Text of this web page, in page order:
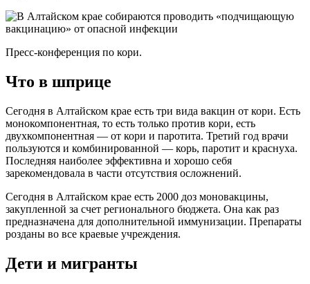
Пресс-конференция по кори.
Что в шприце
Сегодня в Алтайском крае есть три вида вакцин от кори. Есть
монокомпонентная, то есть только против кори, есть
двухкомпонентная — от кори и паротита. Третий год врачи
пользуются и комбинированной — корь, паротит и краснуха.
Последняя наиболее эффективна и хорошо себя
зарекомендовала в части отсутствия осложнений.
Сегодня в Алтайском крае есть 2000 доз моновакцины,
закупленной за счет регионального бюджета. Она как раз
предназначена для дополнительной иммунизации. Препараты
розданы во все краевые учреждения.
Дети и мигранты